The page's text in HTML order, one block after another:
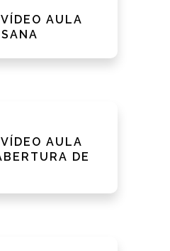
AULA
AULA
DE